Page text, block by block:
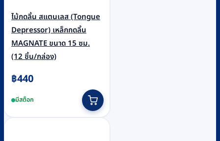
ไม้กดลิ้น สแตนเลส (Tongue
Depressor) เหล็กกดลิ้น
MAGNATE ขนาด 15 ซม.
(12 ชิ้น/กล่อง)
฿440
มีสต็อก